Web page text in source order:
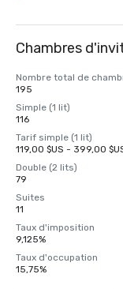
Chambres
Nombre total de
195
Simple (1 lit)
116
Tarif simple (1 lit)
119,00 $US - 399,00
Double (2 lits)
79
Suites
11
Taux d'imposition
9,125%
Taux d'occupation
15,75%